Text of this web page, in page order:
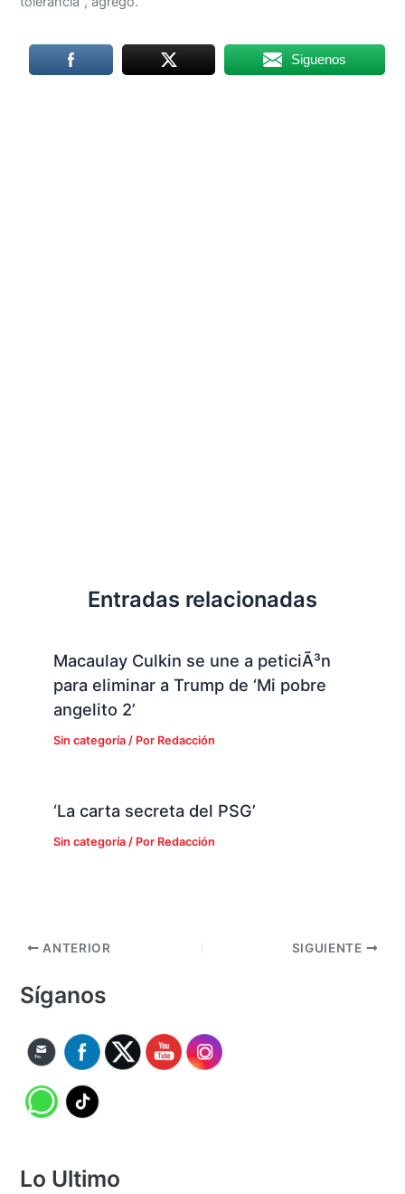
Siguenos
Entradas relacionadas
Macaulay Culkin se une a peticiÃ³n
para eliminar a Trump de ‘Mi pobre
angelito 2’
Sin categoría/ Por Redacción
‘La carta secreta del PSG’
Sin categoría/ Por Redacción
ANTERIOR SIGUIENTE
Síganos
Lo Ultimo